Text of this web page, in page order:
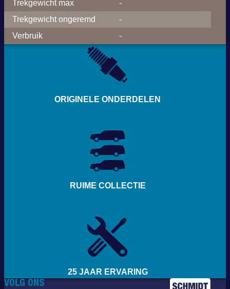
Trekgewicht max
-
Trekgewicht ongeremd
-
Verbruik
-
ORIGINELE ONDERDELEN
RUIME COLLECTIE
25 JAAR ERVARING
VOLG ONS